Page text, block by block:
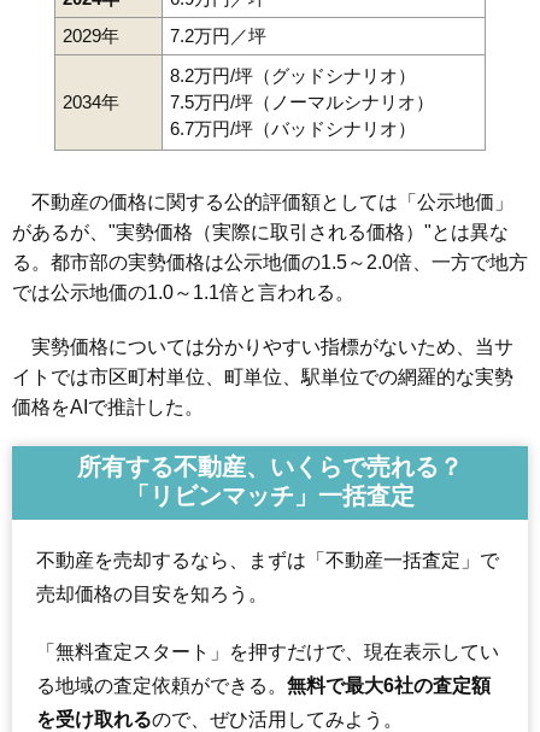
2029年
7.2万円／坪
2034年
8.2万円/坪（グッドシナリオ）
7.5万円/坪（ノーマルシナリオ）
6.7万円/坪（バッドシナリオ）
不動産の価格に関する公的評価額としては「公示地価」
があるが、"実勢価格（実際に取引される価格）"とは異な
る。都市部の実勢価格は公示地価の1.5～2.0倍、一方で地方
では公示地価の1.0～1.1倍と言われる。
実勢価格については分かりやすい指標がないため、当サ
イトでは市区町村単位、町単位、駅単位での網羅的な実勢
価格をAIで推計した。
所有する不動産、いくらで売れる？
「リビンマッチ」一括査定
不動産を売却するなら、まずは「不動産一括査定」で
売却価格の目安を知ろう。
「無料査定スタート」を押すだけで、現在表示してい
る地域の査定依頼ができる。 無料で最大6社の査定額
を受け取れるので、ぜひ活用してみよう。